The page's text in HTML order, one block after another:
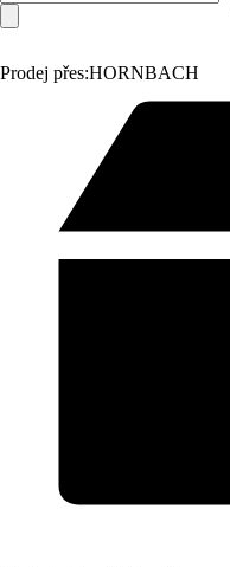
Prodej přes:HORNBACH